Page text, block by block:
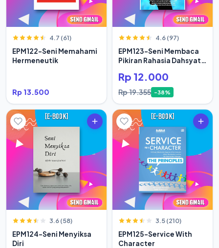
4.7 (61)
EPM122-Seni Memahami
Hermeneutik
Rp 13.500
4.6 (97)
EPM123-Seni Membaca
Pikiran Rahasia Dahsyat
Rp 12.000
Rp 19.355 -38%
3.6 (58)
EPM124-Seni Menyiksa
Diri
3.5 (210)
EPM125-Service With
Character